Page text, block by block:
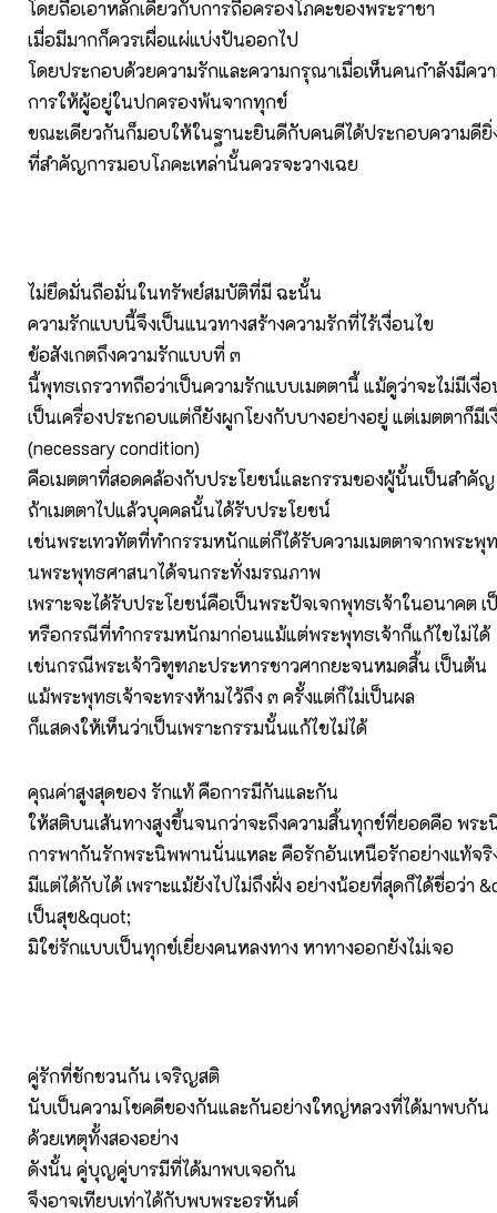
โดยถือเอาหลักเดียวกับการถือครองโภคะของพระราชา
เมื่อมีมากก็ควรเผื่อแผ่แบ่งปันออกไป
โดยประกอบด้วยความรักและความกรุณาเมื่อเห็นคนกำลังมีคว
การให้ผู้อยู่ในปกครองพ้นจากทุกข์
ขณะเดียวกันก็มอบให้ในฐานะยินดีกับคนดีได้ประกอบความดียิ่
ที่สำคัญการมอบโภคะเหล่านั้นควรจะวางเฉย
ไม่ยึดมั่นถือมั่นในทรัพย์สมบัติที่มี ฉะนั้น
ความรักแบบนี้จึงเป็นแนวทางสร้างความรักที่ไร้เงื่อนไข
ข้อสังเกตถึงความรักแบบที่ ๓
นี้พุทธเถรวาทถือว่าเป็นความรักแบบเมตตานี้ แม้ดูว่าจะไม่มีเงื่อ
เป็นเครื่องประกอบแต่ก็ยังผูกโยงกับบางอย่างอยู่ แต่เมตตาก็มีเ
(necessary condition)
คือเมตตาที่สอดคล้องกับประโยชน์และกรรมของผู้นั้นเป็นสำคั
ถ้าเมตตาไปแล้วบุคคลนั้นได้รับประโยชน์
เช่นพระเทวทัตที่ทำกรรมหนักแต่ก็ได้รับความเมตตาจากพระพุ
นพระพุทธศาสนาได้จนกระทั่งมรณภาพ
เพราะจะได้รับประโยชน์คือเป็นพระปัจเจกพุทธเจ้าในอนาคต
หรือกรณีที่ทำกรรมหนักมาก่อนแม้แต่พระพุทธเจ้าก็แก้ไขไม่ได้
เช่นกรณีพระเจ้าวิฑูฑภะประหารชาวศากยะจนหมดสิ้น เป็นต้น
แม้พระพุทธเจ้าจะทรงห้ามไว้ถึง ๓ ครั้งแต่ก็ไม่เป็นผล
ก็แสดงให้เห็นว่าเป็นเพราะกรรมนั้นแก้ไขไม่ได้
คุณค่าสูงสุดของ รักแท้ คือการมีกันและกัน
ให้สติบนเส้นทางสูงขึ้นจนกว่าจะถึงความสิ้นทุกข์ที่ยอดคือ พร
การพากันรักพระนิพพานนั่นแหละ คือรักอันเหนือรักอย่างแท้จริ
มีแต่ได้กับได้ เพราะแม้ยังไปไม่ถึงฝั่ง อย่างน้อยที่สุดก็ได้ชื่อว่า
เป็นสุข&quot;
มิใช่รักแบบเป็นทุกข์เยี่ยงคนหลงทาง หาทางออกยังไม่เจอ
คู่รักที่ชักชวนกัน เจริญสติ
นับเป็นความโชคดีของกันและกันอย่างใหญ่หลวงที่ได้มาพบกัน
ด้วยเหตุทั้งสองอย่าง
ดังนั้น คู่บุญคู่บารมีที่ได้มาพบเจอกัน
จึงอาจเทียบเท่าได้กับพบพระอรหันต์